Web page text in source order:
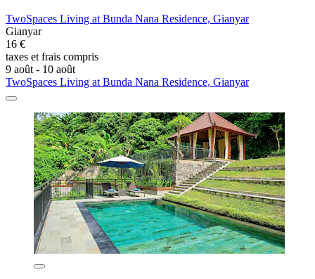
TwoSpaces Living at Bunda Nana Residence, Gianyar
Gianyar
16 €
taxes et frais compris
9 août - 10 août
TwoSpaces Living at Bunda Nana Residence, Gianyar